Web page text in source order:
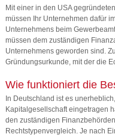
Mit einer in den USA
müssen Ihr Unternehmen dafür
Unternehmens beim
müssen dem zuständigen
Unternehmens geworden sind.
Gründungsurkunde, mit der die
Wie funktioniert die
In Deutschland ist es
Kapitalgesellschaft eingetragen
den zuständigen
Rechtstypenvergleich. Je nach